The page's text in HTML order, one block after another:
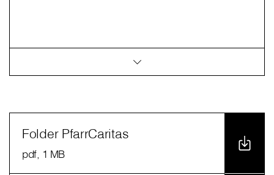
Folder PfarrCaritas
pdf, 1 MB